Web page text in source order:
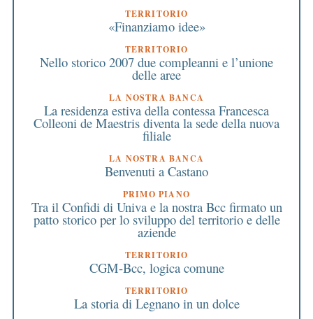
TERRITORIO
«Finanziamo idee»
TERRITORIO
Nello storico 2007 due compleanni e l’unione
delle aree
LA NOSTRA BANCA
La residenza estiva della contessa Francesca
Colleoni de Maestris diventa la sede della nuova
filiale
LA NOSTRA BANCA
Benvenuti a Castano
PRIMO PIANO
Tra il Confidi di Univa e la nostra Bcc firmato un
patto storico per lo sviluppo del territorio e delle
aziende
TERRITORIO
CGM-Bcc, logica comune
TERRITORIO
La storia di Legnano in un dolce